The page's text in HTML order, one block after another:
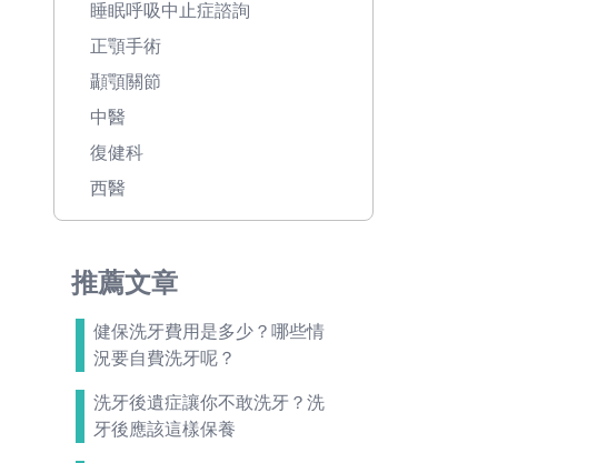
睡眠呼吸中止症諮詢
正顎手術
顳顎關節
中醫
復健科
西醫
推薦文章
健保洗牙費用是多少？哪些情
況要自費洗牙呢？
洗牙後遺症讓你不敢洗牙？洗
牙後應該這樣保養